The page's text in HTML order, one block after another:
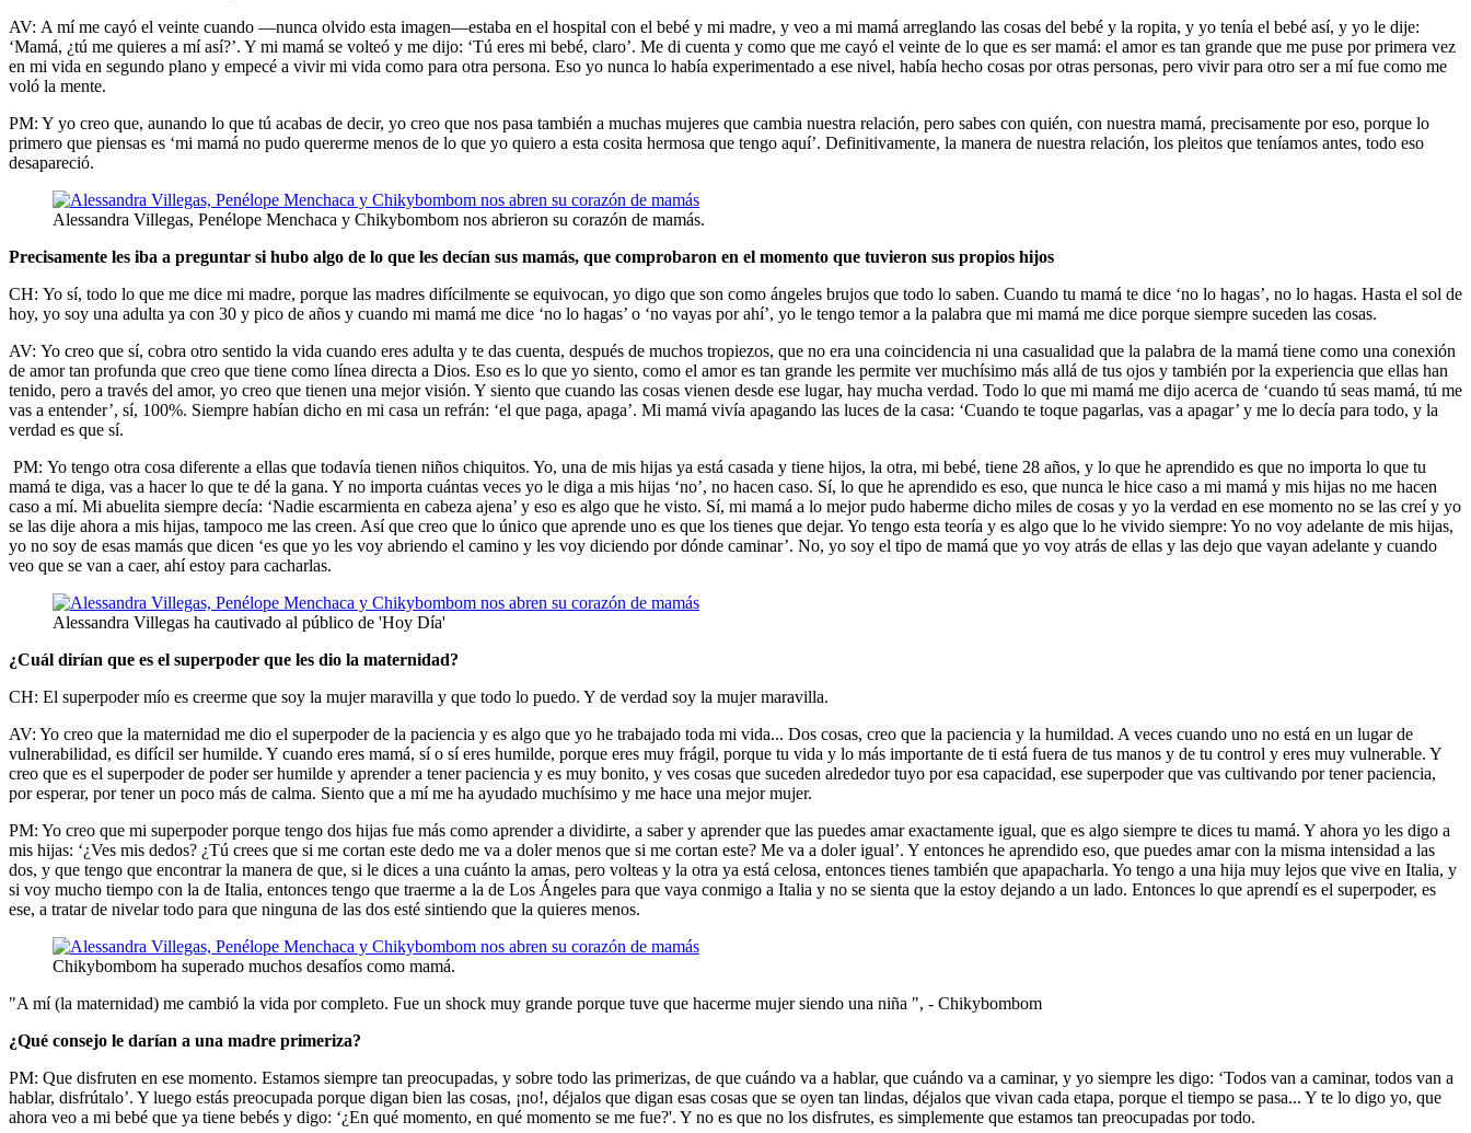
AV: A mí me cayó el veinte cuando —nunca olvido esta imagen—estaba en el hospital con el bebé y mi madre, y veo a mi mamá arreglando las cosas del bebé y la ropita, y yo tenía el bebé así, y yo le dije:
‘Mamá, ¿tú me quieres a mí así?’. Y mi mamá se volteó y me dijo: ‘Tú eres mi bebé, claro’. Me di cuenta y como que me cayó el veinte de lo que es ser mamá: el amor es tan grande que me puse por primera vez
en mi vida en segundo plano y empecé a vivir mi vida como para otra persona. Eso yo nunca lo había experimentado a ese nivel, había hecho cosas por otras personas, pero vivir para otro ser a mí fue como me
voló la mente.
PM: Y yo creo que, aunando lo que tú acabas de decir, yo creo que nos pasa también a muchas mujeres que cambia nuestra relación, pero sabes con quién, con nuestra mamá, precisamente por eso, porque lo
primero que piensas es ‘mi mamá no pudo quererme menos de lo que yo quiero a esta cosita hermosa que tengo aquí’. Definitivamente, la manera de nuestra relación, los pleitos que teníamos antes, todo eso
desapareció.
Alessandra Villegas, Penélope Menchaca y Chikybombom nos abrieron su corazón de mamás.
Precisamente les iba a preguntar si hubo algo de lo que les decían sus mamás, que comprobaron en el momento que tuvieron sus propios hijos
CH: Yo sí, todo lo que me dice mi madre, porque las madres difícilmente se equivocan, yo digo que son como ángeles brujos que todo lo saben. Cuando tu mamá te dice ‘no lo hagas’, no lo hagas. Hasta el sol de
hoy, yo soy una adulta ya con 30 y pico de años y cuando mi mamá me dice ‘no lo hagas’ o ‘no vayas por ahí’, yo le tengo temor a la palabra que mi mamá me dice porque siempre suceden las cosas.
AV: Yo creo que sí, cobra otro sentido la vida cuando eres adulta y te das cuenta, después de muchos tropiezos, que no era una coincidencia ni una casualidad que la palabra de la mamá tiene como una conexión
de amor tan profunda que creo que tiene como línea directa a Dios. Eso es lo que yo siento, como el amor es tan grande les permite ver muchísimo más allá de tus ojos y también por la experiencia que ellas han
tenido, pero a través del amor, yo creo que tienen una mejor visión. Y siento que cuando las cosas vienen desde ese lugar, hay mucha verdad. Todo lo que mi mamá me dijo acerca de ‘cuando tú seas mamá, tú me
vas a entender’, sí, 100%. Siempre habían dicho en mi casa un refrán: ‘el que paga, apaga’. Mi mamá vivía apagando las luces de la casa: ‘Cuando te toque pagarlas, vas a apagar’ y me lo decía para todo, y la
verdad es que sí.
PM: Yo tengo otra cosa diferente a ellas que todavía tienen niños chiquitos. Yo, una de mis hijas ya está casada y tiene hijos, la otra, mi bebé, tiene 28 años, y lo que he aprendido es que no importa lo que tu
mamá te diga, vas a hacer lo que te dé la gana. Y no importa cuántas veces yo le diga a mis hijas ‘no’, no hacen caso. Sí, lo que he aprendido es eso, que nunca le hice caso a mi mamá y mis hijas no me hacen
caso a mí. Mi abuelita siempre decía: ‘Nadie escarmienta en cabeza ajena’ y eso es algo que he visto. Sí, mi mamá a lo mejor pudo haberme dicho miles de cosas y yo la verdad en ese momento no se las creí y yo
se las dije ahora a mis hijas, tampoco me las creen. Así que creo que lo único que aprende uno es que los tienes que dejar. Yo tengo esta teoría y es algo que lo he vivido siempre: Yo no voy adelante de mis hijas,
yo no soy de esas mamás que dicen ‘es que yo les voy abriendo el camino y les voy diciendo por dónde caminar’. No, yo soy el tipo de mamá que yo voy atrás de ellas y las dejo que vayan adelante y cuando
veo que se van a caer, ahí estoy para cacharlas.
Alessandra Villegas ha cautivado al público de 'Hoy Día'
¿Cuál dirían que es el superpoder que les dio la maternidad?
CH: El superpoder mío es creerme que soy la mujer maravilla y que todo lo puedo. Y de verdad soy la mujer maravilla.
AV: Yo creo que la maternidad me dio el superpoder de la paciencia y es algo que yo he trabajado toda mi vida... Dos cosas, creo que la paciencia y la humildad. A veces cuando uno no está en un lugar de
vulnerabilidad, es difícil ser humilde. Y cuando eres mamá, sí o sí eres humilde, porque eres muy frágil, porque tu vida y lo más importante de ti está fuera de tus manos y de tu control y eres muy vulnerable. Y
creo que es el superpoder de poder ser humilde y aprender a tener paciencia y es muy bonito, y ves cosas que suceden alrededor tuyo por esa capacidad, ese superpoder que vas cultivando por tener paciencia,
por esperar, por tener un poco más de calma. Siento que a mí me ha ayudado muchísimo y me hace una mejor mujer.
PM: Yo creo que mi superpoder porque tengo dos hijas fue más como aprender a dividirte, a saber y aprender que las puedes amar exactamente igual, que es algo siempre te dices tu mamá. Y ahora yo les digo a
mis hijas: ‘¿Ves mis dedos? ¿Tú crees que si me cortan este dedo me va a doler menos que si me cortan este? Me va a doler igual’. Y entonces he aprendido eso, que puedes amar con la misma intensidad a las
dos, y que tengo que encontrar la manera de que, si le dices a una cuánto la amas, pero volteas y la otra ya está celosa, entonces tienes también que apapacharla. Yo tengo a una hija muy lejos que vive en Italia, y
si voy mucho tiempo con la de Italia, entonces tengo que traerme a la de Los Ángeles para que vaya conmigo a Italia y no se sienta que la estoy dejando a un lado. Entonces lo que aprendí es el superpoder, es
ese, a tratar de nivelar todo para que ninguna de las dos esté sintiendo que la quieres menos.
Chikybombom ha superado muchos desafíos como mamá.
"A mí (la maternidad) me cambió la vida por completo. Fue un shock muy grande porque tuve que hacerme mujer siendo una niña ", - Chikybombom
¿Qué consejo le darían a una madre primeriza?
PM: Que disfruten en ese momento. Estamos siempre tan preocupadas, y sobre todo las primerizas, de que cuándo va a hablar, que cuándo va a caminar, y yo siempre les digo: ‘Todos van a caminar, todos van a
hablar, disfrútalo’. Y luego estás preocupada porque digan bien las cosas, ¡no!, déjalos que digan esas cosas que se oyen tan lindas, déjalos que vivan cada etapa, porque el tiempo se pasa... Y te lo digo yo, que
ahora veo a mi bebé que ya tiene bebés y digo: ‘¿En qué momento, en qué momento se me fue?'. Y no es que no los disfrutes, es simplemente que estamos tan preocupadas por todo.